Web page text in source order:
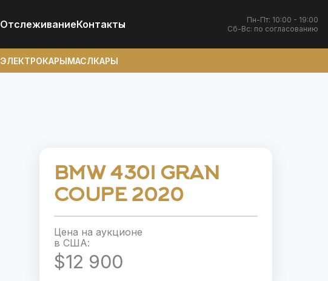
ОтcлеживаниеКонтакты
Пн-Пт: 10:00 - 19:00
Сб-Вс: по согласованию
ЭЛЕКТРОКАРЫМАСЛКАРЫ
BMW 430I GRAN
COUPE 2020
Цена на аукционе
в США:
$12 900